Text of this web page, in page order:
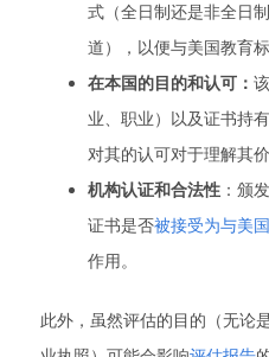
式（全日制还是非全日
道），以便与美国教育标
在本国的目的和认可：
业、职业）以及证书持
对其的认可对于理解其价
机构认证和合法性 ：颁
证书是否被接受为与美
作用。
此外，虽然评估的目的（无论